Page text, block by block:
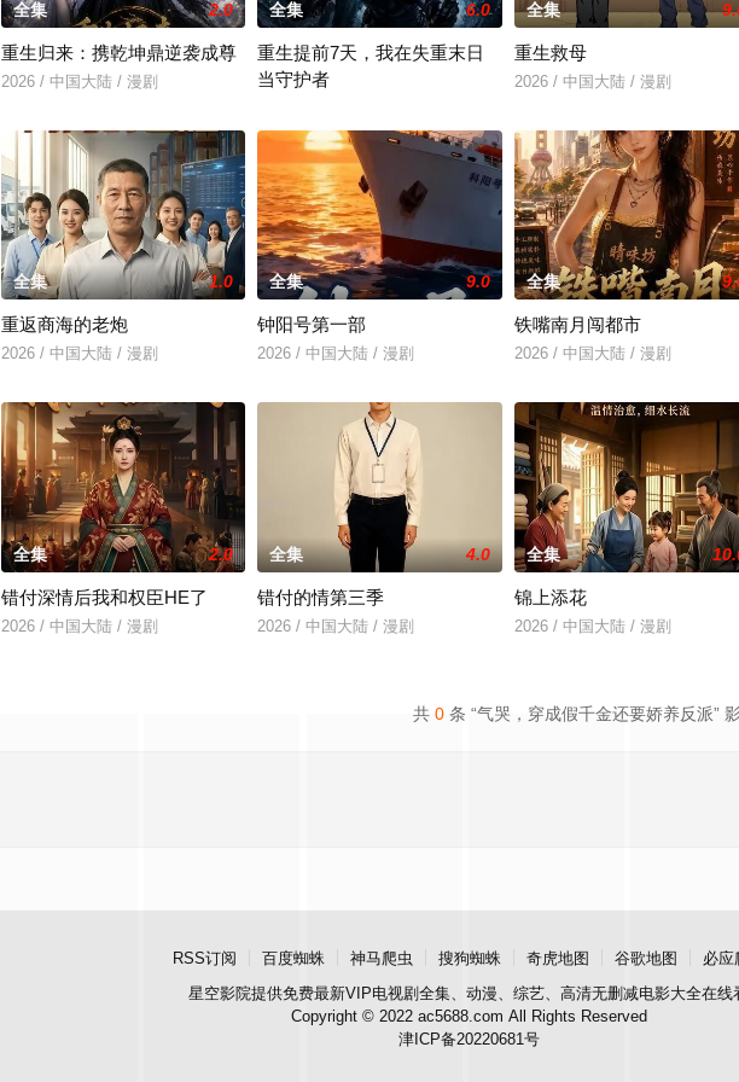
全集 2.0
重生归来：携乾坤鼎逆袭成尊
2026 / 中国大陆 / 漫剧
全集 6.0
重生提前7天，我在失重末日
当守护者
全集
重生救母
2026 / 中国大陆 / 漫剧
全集 1.0
重返商海的老炮
2026 / 中国大陆 / 漫剧
全集 9.0
钟阳号第一部
2026 / 中国大陆 / 漫剧
全集
铁嘴南月闯都市
2026 / 中国大陆 / 漫剧
全集 2.0
错付深情后我和权臣HE了
2026 / 中国大陆 / 漫剧
全集 4.0
错付的情第三季
2026 / 中国大陆 / 漫剧
全集
锦上添花
2026 / 中国大陆 / 漫剧
共 0 条 “气哭，穿成假千金还要娇养反派”
RSS订阅 百度蜘蛛 神马爬虫 搜狗蜘蛛 奇虎地图 谷歌地图
必应
星空影院提供免费最新VIP电视剧全集、动漫、综艺、高清无删减电影大全在线
Copyright © 2022 ac5688.com All Rights Reserved
津ICP备20220681号